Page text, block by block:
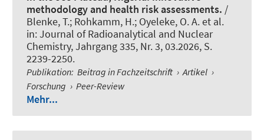
methodology and health risk assessments. /
Blenke, T.; Rohkamm, H.; Oyeleke, O. A. et al.
in:Journal of Radioanalytical and Nuclear
Chemistry, Jahrgang 335, Nr. 3, 03.2026, S.
2239-2250.
Publikation: Beitrag in Fachzeitschrift › Artikel ›
Forschung › Peer-Review
Mehr...